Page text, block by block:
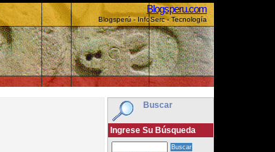
Blogsperu.com
Blogsperú - InfoSerc - Tecnología
Buscar
Ingrese Su Búsqueda